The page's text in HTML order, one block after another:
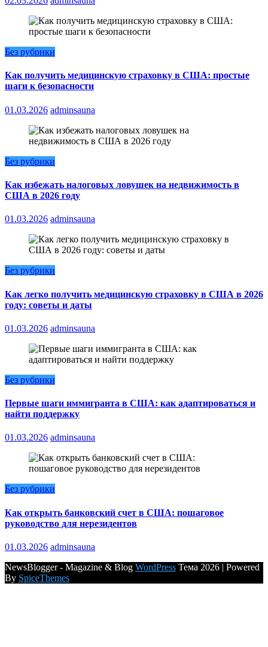
Без рубрики
Как получить медицинскую страховку в США: простые
шаги к безопасности
01.03.2026 adminsauna
Без рубрики
Как избежать налоговых ловушек на недвижимость в
США в 2026 году
01.03.2026 adminsauna
Без рубрики
Как легко получить медицинскую страховку в США в 2026
году: советы и даты
01.03.2026 adminsauna
Без рубрики
Первые шаги иммигранта в США: как адаптироваться и
найти поддержку
01.03.2026 adminsauna
Без рубрики
Как открыть банковский счет в США: пошаговое
руководство для нерезидентов
01.03.2026 adminsauna
NewsBlogger - Magazine & Blog WordPress Тема 2026 | Powered
By SpiceThemes